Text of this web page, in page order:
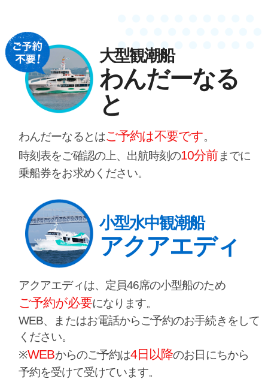
大型観潮船
わんだーなる
と
わんだーなるとはご予約は不要です。
時刻表をご確認の上、出航時刻の10分前 までに
乗船券をお求めください。
小型水中観潮船
アクアエディ
アクアエディは、定員46席の小型船のため
ご予約が必要になります。
WEB、またはお電話からご予約のお手続きをして
ください。
※WEBからのご予約は4日以降のお日にちから
予約を受けて受けています。